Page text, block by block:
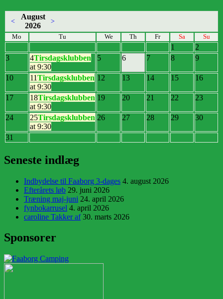
<
August
2026
>
Mo Tu We Th Fr Sa Su
1
2
3
4Tirsdagsklubben
at 9:30
5 6 7 8 9
10 11Tirsdagsklubben
at 9:30
12 13 14 15 16
17 18Tirsdagsklubben
at 9:30
19 20 21 22 23
24 25Tirsdagsklubben
at 9:30
26 27 28 29 30
31
Seneste indlæg
Indbydelse til Faaborg 3-dages 4. august 2026
Efterårets løb 29. juni 2026
Træning maj-juni 24. april 2026
fynbokarrusel 4. april 2026
caroline Takker af 30. marts 2026
Sponsorer